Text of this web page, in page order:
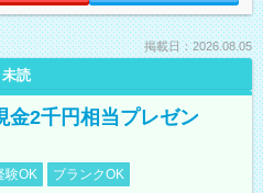
掲載日：2026.08.05
未読
金2千円相当プレゼン
験OK
ブランクOK